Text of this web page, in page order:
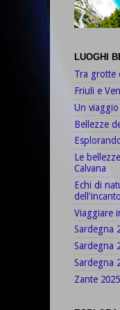
LUOGHI
Tra grotte
Friuli e
Un
Bellezze
Le
Calvana
Echi di
Viaggiare
Sardegna
Sardegna
Sardegna
Zante 2025